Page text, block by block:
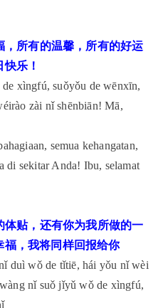
，所有的温馨，所有的好运
乐！
xìngfú, suǒyǒu de wēnxīn,
zài nǐ shēnbiān! Mā,
semua kehangatan,
di sekitar Anda! Ibu, selamat
体贴，还有你为我所做的一
福，我将同样回报给你
duì wǒ de tǐtiē, hái yǒu nǐ wèi
nǐ suǒ jǐyǔ wǒ de xìngfú,